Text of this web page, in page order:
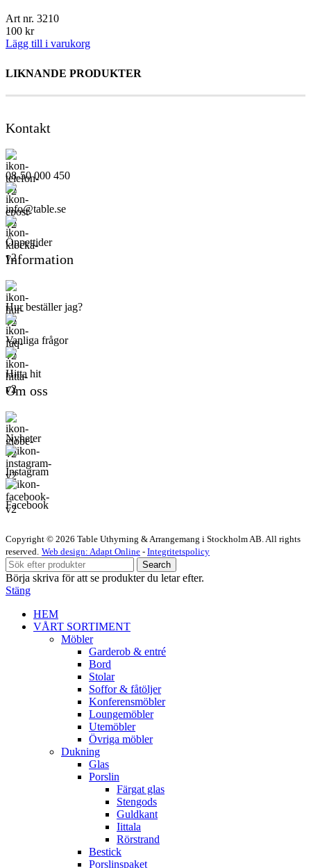
Art nr. 3210
100 kr
Lägg till i varukorg
LIKNANDE PRODUKTER
Kontakt
08-50 000 450
info@table.se
Öppettider
Information
Hur beställer jag?
Vanliga frågor
Hitta hit
Om oss
Nyheter
Instagram
Facebook
Copyright © 2026 Table Uthyrning & Arrangemang i Stockholm AB. All rights
reserved​​. Web design: Adapt Online - Integritetspolicy
Search
Börja skriva för att se produkter du letar efter.
Stäng
HEM
VÅRT SORTIMENT
Möbler
Garderob & entré
Bord
Stolar
Soffor & fåtöljer
Konferensmöbler
Loungemöbler
Utemöbler
Övriga möbler
Dukning
Glas
Porslin
Färgat glas
Stengods
Guldkant
Iittala
Rörstrand
Bestick
Porslinspaket